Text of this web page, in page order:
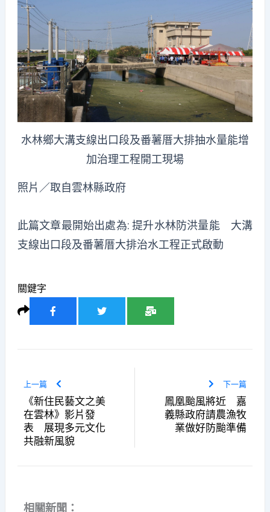
水林鄉大溝支線出口段及番薯厝大排抽水量能增
加治理工程開工現場
照片／取自雲林縣政府
此篇文章最開始出處為:提升水林防洪量能 大溝
支線出口段及番薯厝大排治水工程正式啟動
關鍵字
上一篇
《新住民藝文之美
在雲林》影片發
表 展現多元文化
共融新風貌
下一篇
鳳凰颱風將近 嘉
義縣政府請農漁牧
業做好防颱準備
相關新聞：